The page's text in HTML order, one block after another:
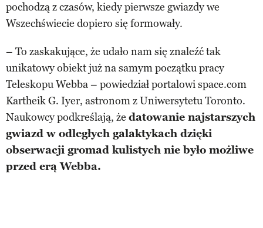
pochodzą z czasów, kiedy pierwsze gwiazdy we
Wszechświecie dopiero się formowały.
– To zaskakujące, że udało nam się znaleźć tak
unikatowy obiekt już na samym początku pracy
Teleskopu Webba – powiedział portalowi space.com
Kartheik G. Iyer, astronom z Uniwersytetu Toronto.
Naukowcy podkreślają, że datowanie najstarszych
gwiazd w odległych galaktykach dzięki
obserwacji gromad kulistych nie było możliwe
przed erą Webba.